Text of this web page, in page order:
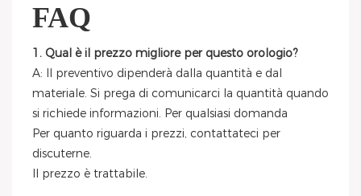
FAQ
1. Qual è il prezzo migliore per questo orologio?
A: Il preventivo dipenderà dalla quantità e dal
materiale. Si prega di comunicarci la quantità quando
si richiede informazioni. Per qualsiasi domanda
Per quanto riguarda i prezzi, contattateci per
discuterne.
Il prezzo è trattabile.